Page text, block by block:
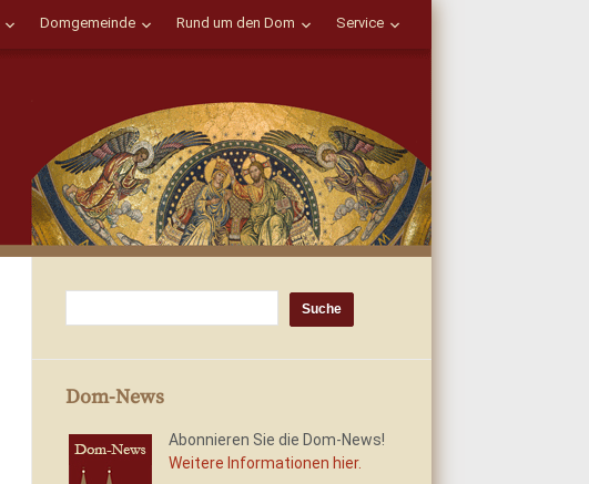
Domgemeinde Rund um den Dom Service
Dom-News
Abonnieren Sie die Dom-News!
Weitere Informationen hier.